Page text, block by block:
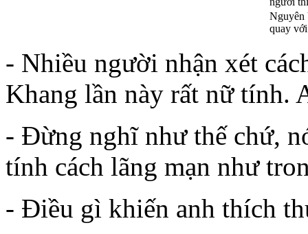
Nguyên
quay
- Nhiều người nhận xét
Khang lần này rất nữ tính.
- Đừng nghĩ như thế chứ,
tính cách lãng mạn như
- Điều gì khiến anh thích